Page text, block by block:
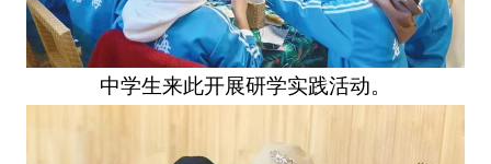
中学生来此开展研学实践活动。